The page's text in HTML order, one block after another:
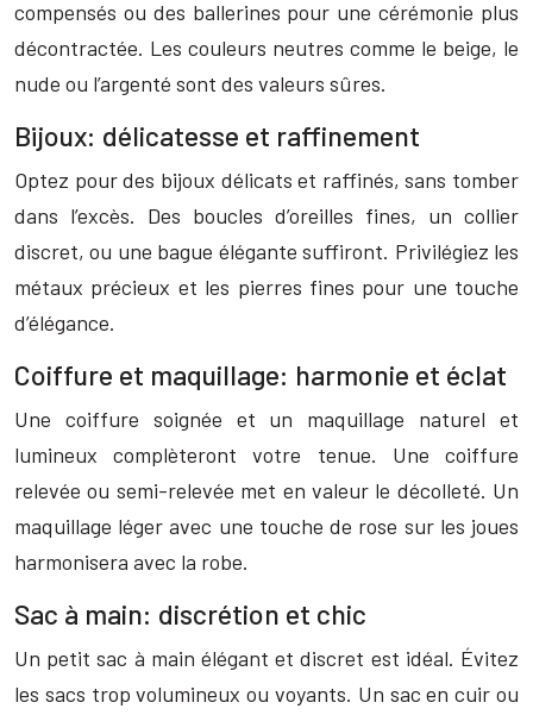
compensés ou des ballerines pour une cérémonie plus
décontractée. Les couleurs neutres comme le beige, le
nude ou l’argenté sont des valeurs sûres.
Bijoux: délicatesse et raffinement
Optez pour des bijoux délicats et raffinés, sans tomber
dans l’excès. Des boucles d’oreilles fines, un collier
discret, ou une bague élégante suffiront. Privilégiez les
métaux précieux et les pierres fines pour une touche
d’élégance.
Coiffure et maquillage: harmonie et éclat
Une coiffure soignée et un maquillage naturel et
lumineux complèteront votre tenue. Une coiffure
relevée ou semi-relevée met en valeur le décolleté. Un
maquillage léger avec une touche de rose sur les joues
harmonisera avec la robe.
Sac à main: discrétion et chic
Un petit sac à main élégant et discret est idéal. Évitez
les sacs trop volumineux ou voyants. Un sac en cuir ou